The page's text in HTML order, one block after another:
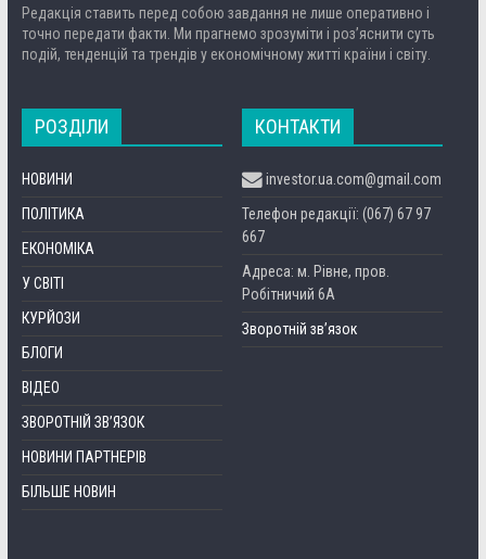
Редакція ставить перед собою завдання не лише оперативно і
точно передати факти. Ми прагнемо зрозуміти і роз’яснити суть
подій, тенденцій та трендів у економічному житті країни і світу.
РОЗДІЛИ
НОВИНИ
ПОЛІТИКА
ЕКОНОМІКА
У СВІТІ
КУРЙОЗИ
БЛОГИ
ВІДЕО
ЗВОРОТНІЙ ЗВ’ЯЗОК
НОВИНИ ПАРТНЕРІВ
БІЛЬШЕ НОВИН
КОНТАКТИ
investor.ua.com@gmail.com
Телефон редакції: (067) 67 97
667
Адреса: м. Рівне, пров.
Робітничий 6А
Зворотній зв’язок